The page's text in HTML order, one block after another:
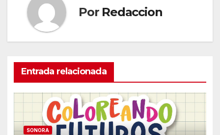
Por Redaccion
Entrada relacionada
SONORA